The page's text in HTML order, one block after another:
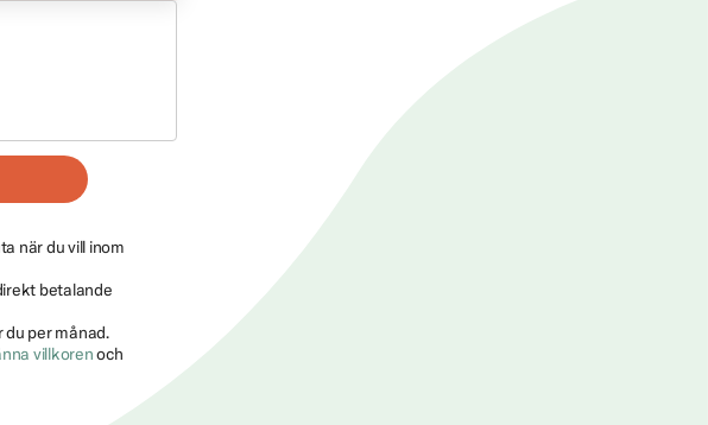
när du vill inom
betalande
per månad.
villkorenoch